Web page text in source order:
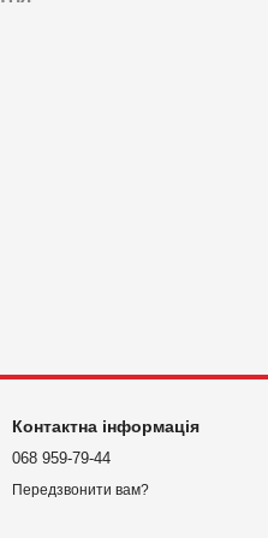
Контактна інформація
068 959-79-44
Передзвонити вам?